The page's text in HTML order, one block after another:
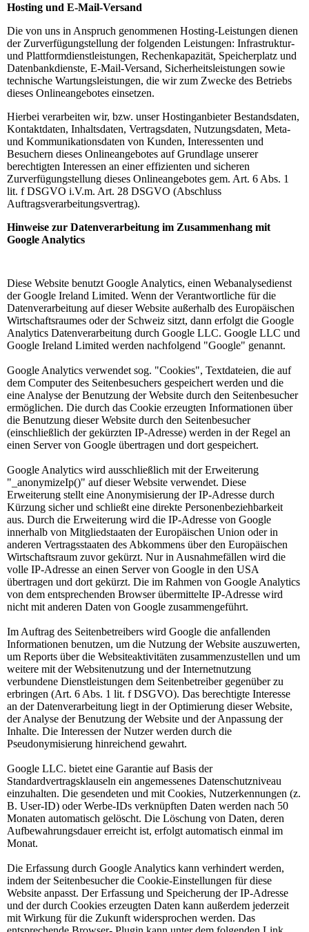
Hosting und E-Mail-Versand
Die von uns in Anspruch genommenen Hosting-Leistungen dienen
der Zurverfügungstellung der folgenden Leistungen: Infrastruktur-
und Plattformdienstleistungen, Rechenkapazität, Speicherplatz und
Datenbankdienste, E-Mail-Versand, Sicherheitsleistungen sowie
technische Wartungsleistungen, die wir zum Zwecke des Betriebs
dieses Onlineangebotes einsetzen.
Hierbei verarbeiten wir, bzw. unser Hostinganbieter Bestandsdaten,
Kontaktdaten, Inhaltsdaten, Vertragsdaten, Nutzungsdaten, Meta-
und Kommunikationsdaten von Kunden, Interessenten und
Besuchern dieses Onlineangebotes auf Grundlage unserer
berechtigten Interessen an einer effizienten und sicheren
Zurverfügungstellung dieses Onlineangebotes gem. Art. 6 Abs. 1
lit. f DSGVO i.V.m. Art. 28 DSGVO (Abschluss
Auftragsverarbeitungsvertrag).
Hinweise zur Datenverarbeitung im Zusammenhang mit
Google Analytics
Diese Website benutzt Google Analytics, einen Webanalysedienst
der Google Ireland Limited. Wenn der Verantwortliche für die
Datenverarbeitung auf dieser Website außerhalb des Europäischen
Wirtschaftsraumes oder der Schweiz sitzt, dann erfolgt die Google
Analytics Datenverarbeitung durch Google LLC. Google LLC und
Google Ireland Limited werden nachfolgend "Google" genannt.
Google Analytics verwendet sog. "Cookies", Textdateien, die auf
dem Computer des Seitenbesuchers gespeichert werden und die
eine Analyse der Benutzung der Website durch den Seitenbesucher
ermöglichen. Die durch das Cookie erzeugten Informationen über
die Benutzung dieser Website durch den Seitenbesucher
(einschließlich der gekürzten IP-Adresse) werden in der Regel an
einen Server von Google übertragen und dort gespeichert.
Google Analytics wird ausschließlich mit der Erweiterung
"_anonymizeIp()" auf dieser Website verwendet. Diese
Erweiterung stellt eine Anonymisierung der IP-Adresse durch
Kürzung sicher und schließt eine direkte Personenbeziehbarkeit
aus. Durch die Erweiterung wird die IP-Adresse von Google
innerhalb von Mitgliedstaaten der Europäischen Union oder in
anderen Vertragsstaaten des Abkommens über den Europäischen
Wirtschaftsraum zuvor gekürzt. Nur in Ausnahmefällen wird die
volle IP-Adresse an einen Server von Google in den USA
übertragen und dort gekürzt. Die im Rahmen von Google Analytics
von dem entsprechenden Browser übermittelte IP-Adresse wird
nicht mit anderen Daten von Google zusammengeführt.
Im Auftrag des Seitenbetreibers wird Google die anfallenden
Informationen benutzen, um die Nutzung der Website auszuwerten,
um Reports über die Websiteaktivitäten zusammenzustellen und um
weitere mit der Websitenutzung und der Internetnutzung
verbundene Dienstleistungen dem Seitenbetreiber gegenüber zu
erbringen (Art. 6 Abs. 1 lit. f DSGVO). Das berechtigte Interesse
an der Datenverarbeitung liegt in der Optimierung dieser Website,
der Analyse der Benutzung der Website und der Anpassung der
Inhalte. Die Interessen der Nutzer werden durch die
Pseudonymisierung hinreichend gewahrt.
Google LLC. bietet eine Garantie auf Basis der
Standardvertragsklauseln ein angemessenes Datenschutzniveau
einzuhalten. Die gesendeten und mit Cookies, Nutzerkennungen (z.
B. User-ID) oder Werbe-IDs verknüpften Daten werden nach 50
Monaten automatisch gelöscht. Die Löschung von Daten, deren
Aufbewahrungsdauer erreicht ist, erfolgt automatisch einmal im
Monat.
Die Erfassung durch Google Analytics kann verhindert werden,
indem der Seitenbesucher die Cookie-Einstellungen für diese
Website anpasst. Der Erfassung und Speicherung der IP-Adresse
und der durch Cookies erzeugten Daten kann außerdem jederzeit
mit Wirkung für die Zukunft widersprochen werden. Das